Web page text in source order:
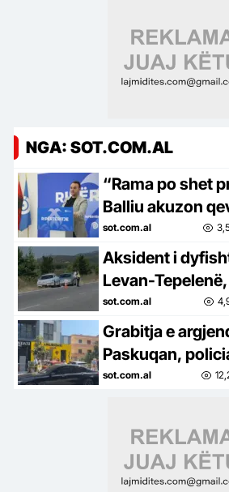
NGA: SOT.COM.AL
“Rama po shet
Balliu akuzon
me industrinë
“Timak
sot.com.al
Aksident i
Levan-
persona
sot.com.al
Grabitja e
Paskuqan,
e përdorur nga
sot.com.al